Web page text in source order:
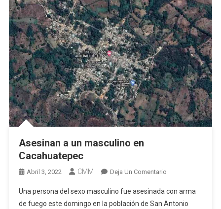
Asesinan a un masculino en
Cacahuatepec
Abril 3, 2022 CMM Deja Un ComentarioEn
A
Un
Una persona del sexo masculino fue asesinada con arma
de fuego este domingo en la población de San Antonio